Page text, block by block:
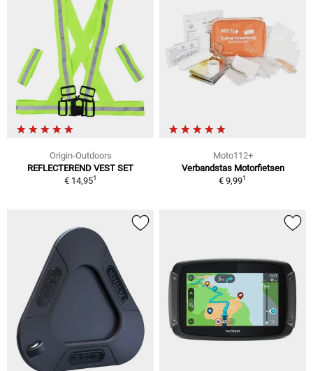
Origin-Outdoors
REFLECTEREND VEST SET
€ 14,951
Moto112+
Verbandstas Motorfietsen
€ 9,991